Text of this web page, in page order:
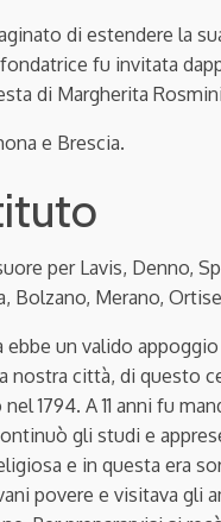
di estendere la
fu invitata
di Margherita
e Brescia.
per Lavis, Denno,
Bolzano, Merano,
ebbe un valido
nostra città, di questo
1794. A 11 anni fu
gli studi e
e in questa era
povere e visitava gli